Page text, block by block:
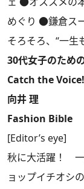
めぐり ●鎌倉ス
そろそろ、“一生
30代女子のため
Catch the Voice!
向井 理
Fashion Bible
[Editor’s eye]
秋に大活躍！ 一
ョップイチオシ